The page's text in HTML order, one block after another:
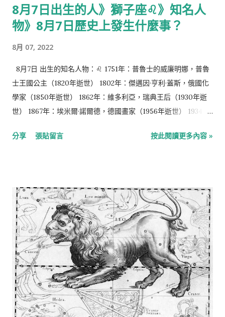
8月7日出生的人》獅子座♌️》知名人
物》8月7日歷史上發生什麼事？
8月 07, 2022
8月7日 出生的知名人物：♌️ 1751年：普魯士的威廉明娜，普魯
士王國公主（1820年逝世） 1802年：傑邁因·亨利·蓋斯，俄國化
學家（1850年逝世） 1862年：維多利亞，瑞典王后（1930年逝
世） 1867年：埃米爾·諾爾德，德國畫家（1956年逝世） 1934
年：林建岳，香港企業家 1960年：大衛·杜考夫尼，美國演員、
徐榮，香港演員 1975年：莎莉·賽隆，南非女演員 1975年：張善
為，台灣演員 1977年：杜俊瑋，台灣歌手 1977年：林若亞，台灣
演員 1977年：迪雅·汗，挪威導演 1978年：楊思琦，香港演員
1978年：吳建豪，台灣男歌手、演員，男子組合F4成員 1979
年：笹田貴之，日本聲優 1979年：金在德，韓國男子偶像團體水
晶男孩成員 1984年：許瑋甯，台灣女演員、模特兒 1986年：五
十嵐隼士，日本演員 1986年：梁頌恆，青年新政召集人、前香港
立法會議員 1988年：袁曉超，中國男子武術運動員 1991年：麥
可·楚奧特，美國棒球選手 1992年：張基龍，韓國男演員、模特兒
分享 張貼留言 按此閱讀更多內容 »